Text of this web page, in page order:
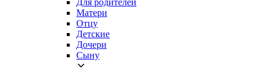
Для родителей
Матери
Отцу
Детские
Дочери
Сыну